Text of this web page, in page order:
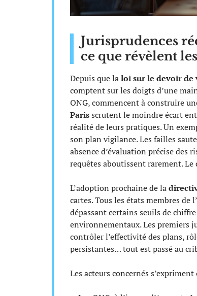
Jurisprudences
ce que révèlent
Depuis que laloi sur le devoir de
comptent sur les doigts d’une
ONG, commencent à construire
Parisscrutent le moindre écart
réalité de leurs pratiques. Un
son plan vigilance. Les failles
absence d’évaluation précise des
requêtes aboutissent rarement.
L’adoption prochaine de la
cartes. Tous les états membres
dépassant certains seuils de
environnementaux. Les premiers
contrôler l’effectivité des plans,
persistantes… tout est passé au
Les acteurs concernés